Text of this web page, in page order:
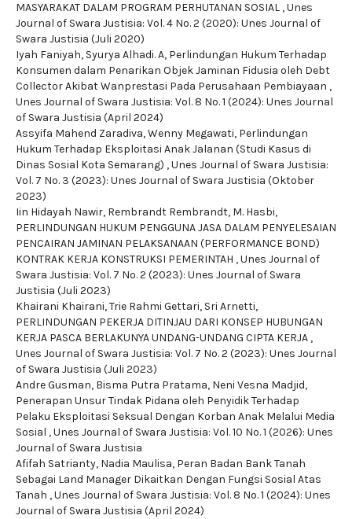
MASYARAKAT DALAM PROGRAM PERHUTANAN SOSIAL ,Unes
Journal of Swara Justisia: Vol. 4 No. 2 (2020): Unes Journal of
Swara Justisia (Juli 2020)
Iyah Faniyah, Syurya Alhadi. A, Perlindungan Hukum Terhadap
Konsumen dalam Penarikan Objek Jaminan Fidusia oleh Debt
Collector Akibat Wanprestasi Pada Perusahaan Pembiayaan ,
Unes Journal of Swara Justisia: Vol. 8 No. 1 (2024): Unes Journal
of Swara Justisia (April 2024)
Assyifa Mahend Zaradiva, Wenny Megawati, Perlindungan
Hukum Terhadap Eksploitasi Anak Jalanan (Studi Kasus di
Dinas Sosial Kota Semarang) ,Unes Journal of Swara Justisia:
Vol. 7 No. 3 (2023): Unes Journal of Swara Justisia (Oktober
2023)
Iin Hidayah Nawir, Rembrandt Rembrandt, M. Hasbi,
PERLINDUNGAN HUKUM PENGGUNA JASA DALAM PENYELESAIAN
PENCAIRAN JAMINAN PELAKSANAAN (PERFORMANCE BOND)
KONTRAK KERJA KONSTRUKSI PEMERINTAH ,Unes Journal of
Swara Justisia: Vol. 7 No. 2 (2023): Unes Journal of Swara
Justisia (Juli 2023)
Khairani Khairani, Trie Rahmi Gettari, Sri Arnetti,
PERLINDUNGAN PEKERJA DITINJAU DARI KONSEP HUBUNGAN
KERJA PASCA BERLAKUNYA UNDANG-UNDANG CIPTA KERJA ,
Unes Journal of Swara Justisia: Vol. 7 No. 2 (2023): Unes Journal
of Swara Justisia (Juli 2023)
Andre Gusman, Bisma Putra Pratama, Neni Vesna Madjid,
Penerapan Unsur Tindak Pidana oleh Penyidik Terhadap
Pelaku Eksploitasi Seksual Dengan Korban Anak Melalui Media
Sosial ,Unes Journal of Swara Justisia: Vol. 10 No. 1 (2026): Unes
Journal of Swara Justisia
Afifah Satrianty, Nadia Maulisa, Peran Badan Bank Tanah
Sebagai Land Manager Dikaitkan Dengan Fungsi Sosial Atas
Tanah ,Unes Journal of Swara Justisia: Vol. 8 No. 1 (2024): Unes
Journal of Swara Justisia (April 2024)